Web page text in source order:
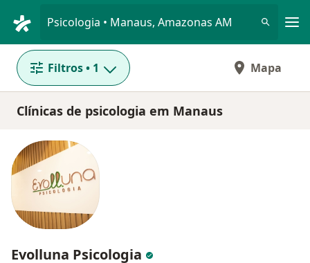
Psicologia • Manaus, Amazonas AM
Filtros• 1 Mapa
Clínicas de psicologia em Manaus
Evolluna Psicologia